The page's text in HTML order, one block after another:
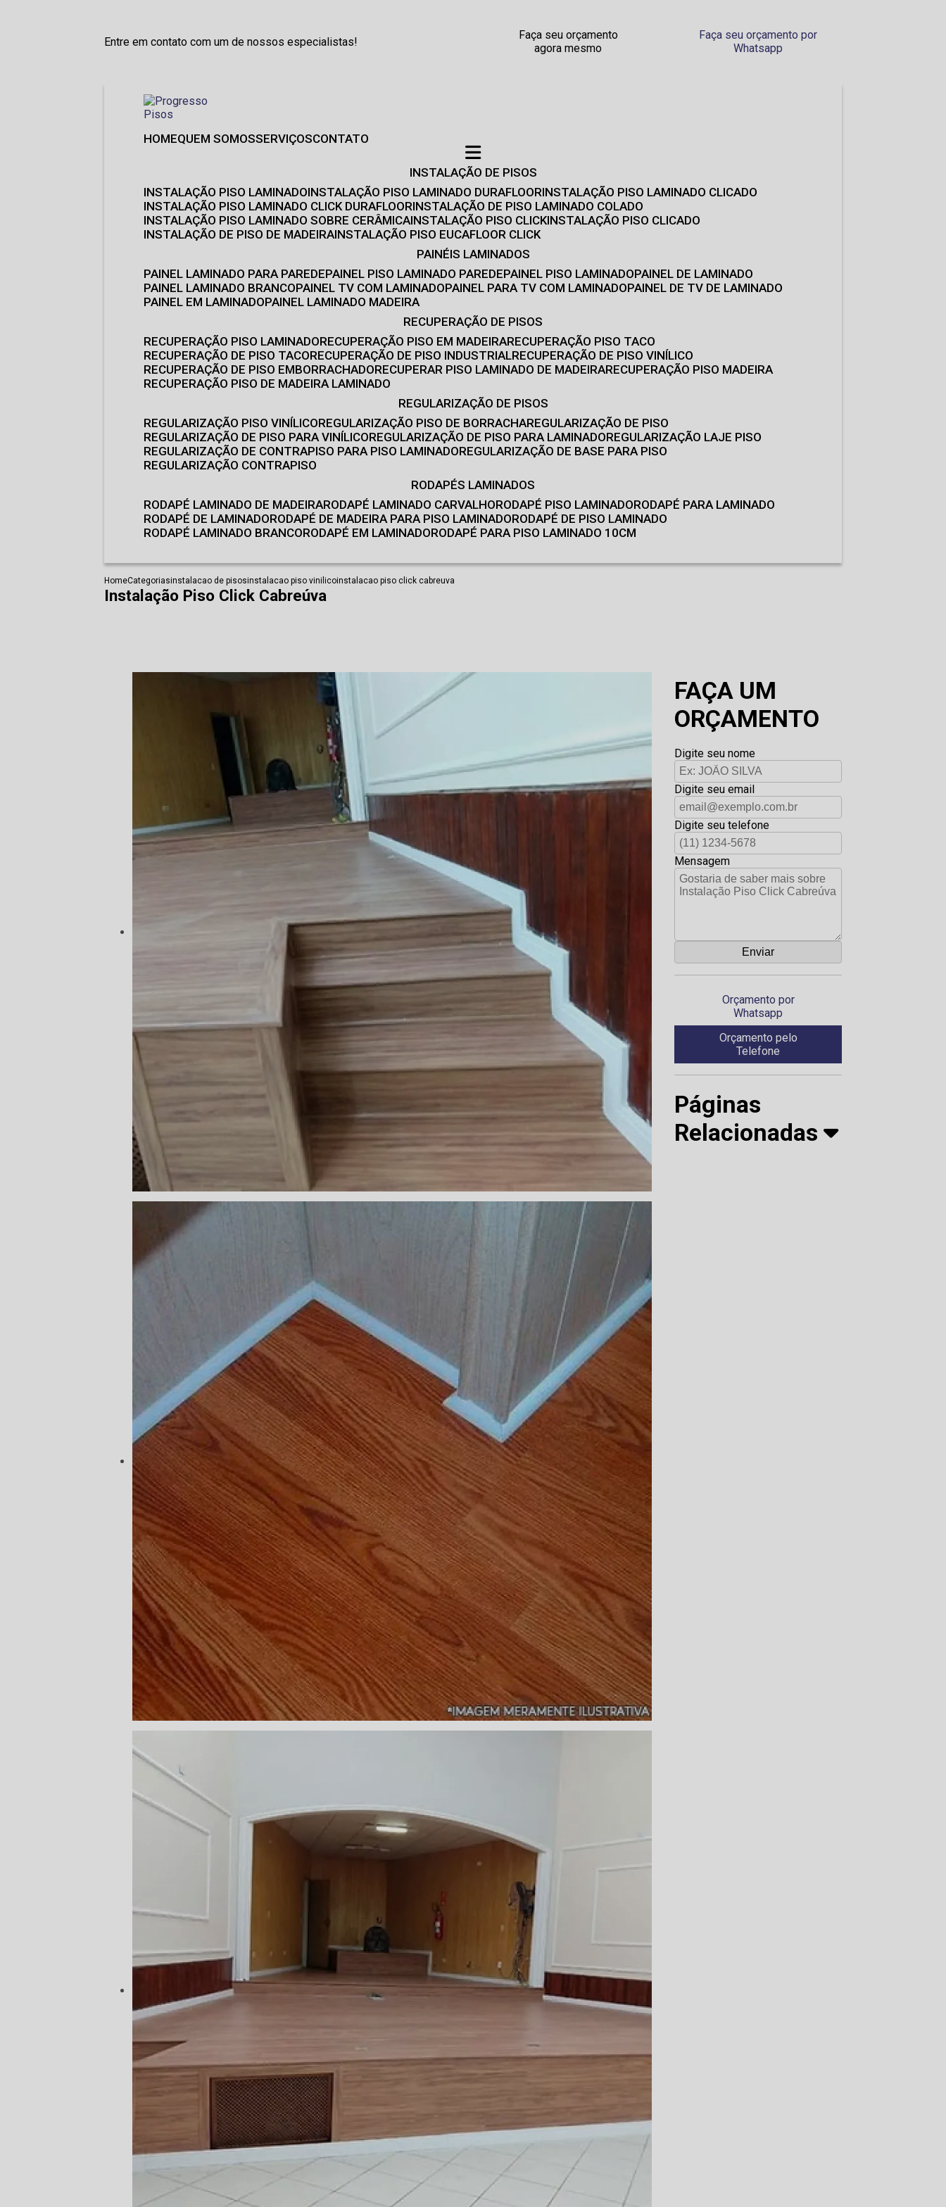
Entre em contato com um de nossos especialistas!
Faça seu orçamento
agora mesmo
Faça seu orçamento por
Whatsapp
HOME QUEM SOMOS SERVIÇOS CONTATO
INSTALAÇÃO DE PISOS
INSTALAÇÃO PISO LAMINADO INSTALAÇÃO PISO LAMINADO DURAFLOOR INSTALAÇÃO PISO LAMINADO CLICADO
INSTALAÇÃO PISO LAMINADO CLICK DURAFLOOR INSTALAÇÃO DE PISO LAMINADO COLADO
INSTALAÇÃO PISO LAMINADO SOBRE CERÂMICA INSTALAÇÃO PISO CLICK INSTALAÇÃO PISO CLICADO
INSTALAÇÃO DE PISO DE MADEIRA INSTALAÇÃO PISO EUCAFLOOR CLICK
PAINÉIS LAMINADOS
PAINEL LAMINADO PARA PAREDE PAINEL PISO LAMINADO PAREDE PAINEL PISO LAMINADO PAINEL DE LAMINADO
PAINEL LAMINADO BRANCO PAINEL TV COM LAMINADO PAINEL PARA TV COM LAMINADO PAINEL DE TV DE LAMINADO
PAINEL EM LAMINADO PAINEL LAMINADO MADEIRA
RECUPERAÇÃO DE PISOS
RECUPERAÇÃO PISO LAMINADO RECUPERAÇÃO PISO EM MADEIRA RECUPERAÇÃO PISO TACO
RECUPERAÇÃO DE PISO TACO RECUPERAÇÃO DE PISO INDUSTRIAL RECUPERAÇÃO DE PISO VINÍLICO
RECUPERAÇÃO DE PISO EMBORRACHADO RECUPERAR PISO LAMINADO DE MADEIRA RECUPERAÇÃO PISO MADEIRA
RECUPERAÇÃO PISO DE MADEIRA LAMINADO
REGULARIZAÇÃO DE PISOS
REGULARIZAÇÃO PISO VINÍLICO REGULARIZAÇÃO PISO DE BORRACHA REGULARIZAÇÃO DE PISO
REGULARIZAÇÃO DE PISO PARA VINÍLICO REGULARIZAÇÃO DE PISO PARA LAMINADO REGULARIZAÇÃO LAJE PISO
REGULARIZAÇÃO DE CONTRAPISO PARA PISO LAMINADO REGULARIZAÇÃO DE BASE PARA PISO
REGULARIZAÇÃO CONTRAPISO
RODAPÉS LAMINADOS
RODAPÉ LAMINADO DE MADEIRA RODAPÉ LAMINADO CARVALHO RODAPÉ PISO LAMINADO RODAPÉ PARA LAMINADO
RODAPÉ DE LAMINADO RODAPÉ DE MADEIRA PARA PISO LAMINADO RODAPÉ DE PISO LAMINADO
RODAPÉ LAMINADO BRANCO RODAPÉ EM LAMINADO RODAPÉ PARA PISO LAMINADO 10CM
HomeCategoriasinstalacao de pisosinstalacao piso vinilicoinstalacao piso click cabreuva
Instalação Piso Click Cabreúva
FAÇA UM
ORÇAMENTO
Digite seu nome
Digite seu email
Digite seu telefone
Mensagem
Orçamento por
Whatsapp
Orçamento pelo
Telefone
Páginas
Relacionadas